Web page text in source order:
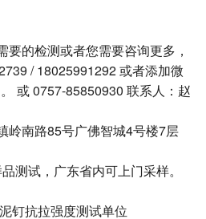
的检测或者您需要咨询更多，
/ 18025991292 或者添加微
或 0757-85850930 联系人：赵
岭南路85号广佛智城4号楼7层
测试，广东省内可上门采样。
钉抗拉强度测试单位